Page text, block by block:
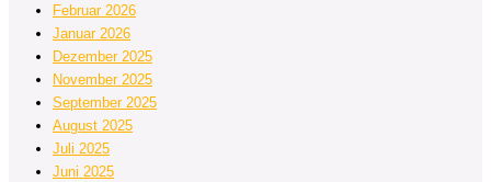
Februar 2026
Januar 2026
Dezember 2025
November 2025
September 2025
August 2025
Juli 2025
Juni 2025